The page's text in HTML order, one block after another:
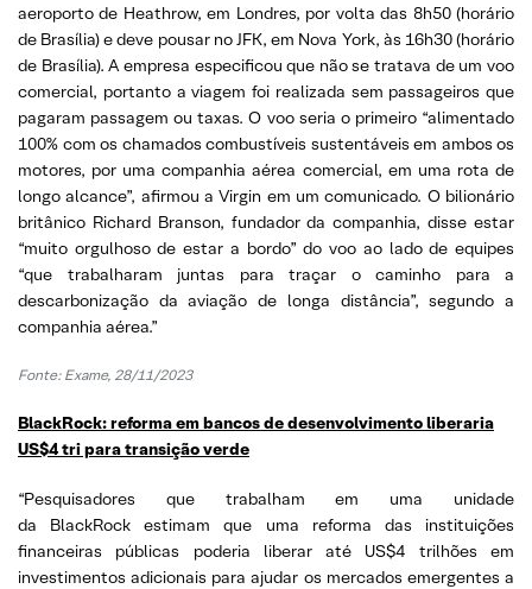
aeroporto de Heathrow, em Londres, por volta das 8h50 (horário
de Brasília) e deve pousar no JFK, em Nova York, às 16h30 (horário
de Brasília). A empresa especificou que não se tratava de um voo
comercial, portanto a viagem foi realizada sem passageiros que
pagaram passagem ou taxas. O voo seria o primeiro “alimentado
100% com os chamados combustíveis sustentáveis em ambos os
motores, por uma companhia aérea comercial, em uma rota de
longo alcance”, afirmou a Virgin em um comunicado. O bilionário
britânico Richard Branson, fundador da companhia, disse estar
“muito orgulhoso de estar a bordo” do voo ao lado de equipes
“que trabalharam juntas para traçar o caminho para a
descarbonização da aviação de longa distância”, segundo a
companhia aérea.”
Fonte: Exame, 28/11/2023
BlackRock: reforma em bancos de desenvolvimento liberaria
US$4 tri para transição verde
“Pesquisadores que trabalham em uma unidade
da BlackRock estimam que uma reforma das instituições
financeiras públicas poderia liberar até US$4 trilhões em
investimentos adicionais para ajudar os mercados emergentes a